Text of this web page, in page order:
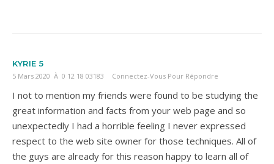
KYRIE 5
5 Mars 2020 À 0 12 18 03183 Connectez-Vous Pour Répondre
I not to mention my friends were found to be studying the
great information and facts from your web page and so
unexpectedly I had a horrible feeling I never expressed
respect to the web site owner for those techniques. All of
the guys are already for this reason happy to learn all of